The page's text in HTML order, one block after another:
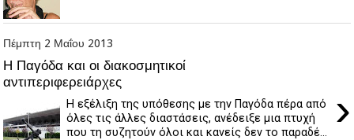
Πέμπτη 2 Μαΐου 2013
Η Παγόδα και οι διακοσμητικοί
αντιπεριφερειάρχες
›
Η εξέλιξη της υπόθεσης με την Παγόδα πέρα από
όλες τις άλλες διαστάσεις, ανέδειξε μια πτυχή
που τη συζητούν όλοι και κανείς δεν το παραδέ...